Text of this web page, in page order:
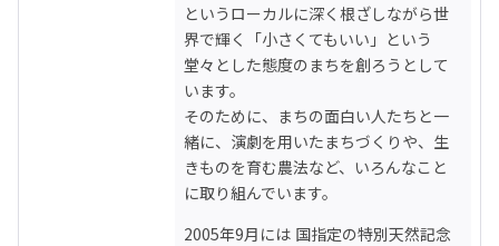
というローカルに深く根ざしながら世
界で輝く「小さくてもいい」という
堂々とした態度のまちを創ろうとして
います。
そのために、まちの面白い人たちと一
緒に、演劇を用いたまちづくりや、生
きものを育む農法など、いろんなこと
に取り組んでいます。
2005年9月には 国指定の特別天然記念